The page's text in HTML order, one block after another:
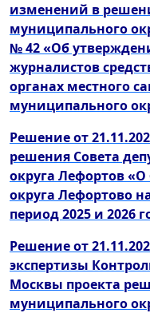
изменений в
муниципального
№ 42 «Об
журналистов
органах местного
муниципального
Решение от
решения Совета
округа Лефортов
округа Лефортово
период 2025 и 2026
Решение от
экспертизы
Москвы проекта
муниципального